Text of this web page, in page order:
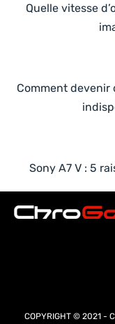
Quelle vitesse
Comment devenir
Sony A7 V : 5
COPYRIGHT © 2021 -